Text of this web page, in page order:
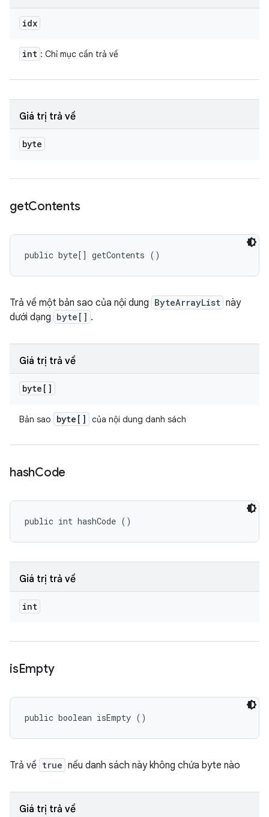
idx
int : Chỉ mục cần trả về
Giá trị trả về
byte
getContents
public byte[] getContents ()
Trả về một bản sao của nội dung ByteArrayList này
dưới dạng byte[] .
Giá trị trả về
byte[]
Bản sao byte[] của nội dung danh sách
hashCode
public int hashCode ()
Giá trị trả về
int
isEmpty
public boolean isEmpty ()
Trả về true nếu danh sách này không chứa byte nào
Giá trị trả về